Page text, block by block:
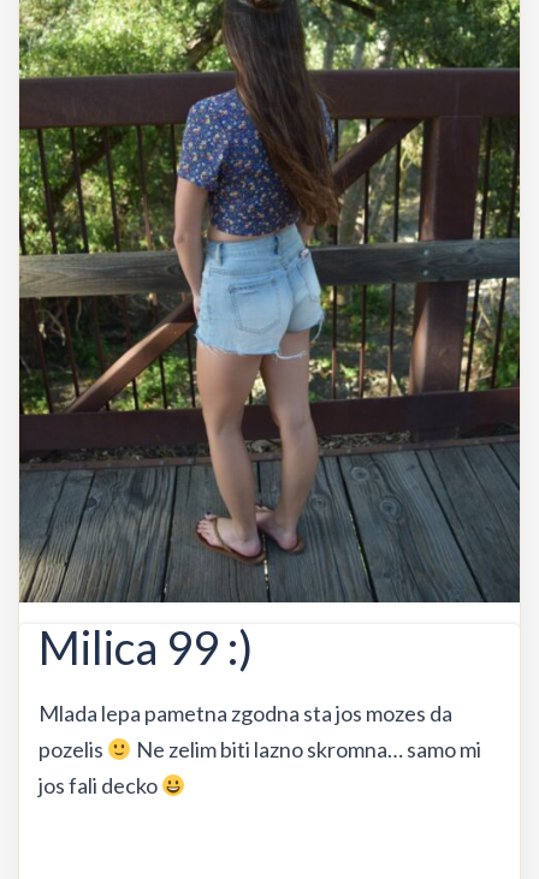
Milica 99 :)
Mlada lepa pametna zgodna sta jos mozes da
pozelis
Ne zelim biti lazno skromna… samo mi
jos fali decko